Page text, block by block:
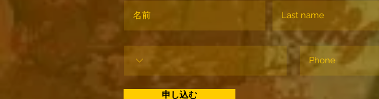
申し込む